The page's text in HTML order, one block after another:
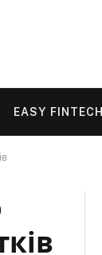
EASY FINTECH